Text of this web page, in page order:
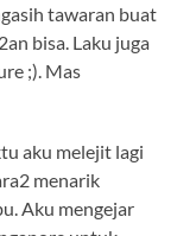
tawaran buat
bisa. Laku juga
;). Mas
aku melejit lagi
menarik
Aku mengejar